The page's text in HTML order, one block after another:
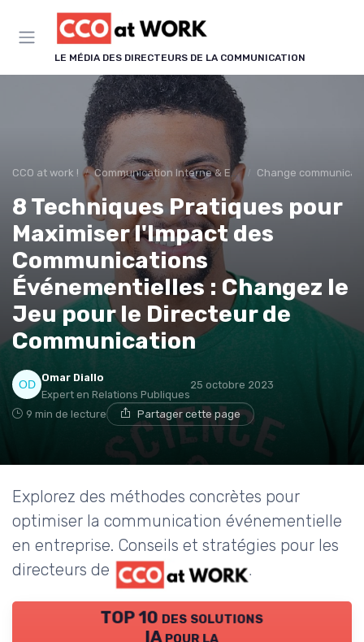
LE MÉDIA DES DIRECTEURS DE LA COMMUNICATION
CCO at work ! Communication Interne & Engagement Change
8 Techniques Pratiques pour
Maximiser l'Impact des
Communications
Événementielles : Changez le
Jeu pour le Directeur de
Communication
Omar Diallo
Expert en Relations Publiques
25 octobre 2023
9 min de lecture Partager cette page
Explorez des méthodes concrètes pour
optimiser la communication événementielle
en entreprise. Conseils et stratégies pour les
directeurs de la communication.
TOP 10 des solutions
IA pour la
Panneau de gestion des cookies